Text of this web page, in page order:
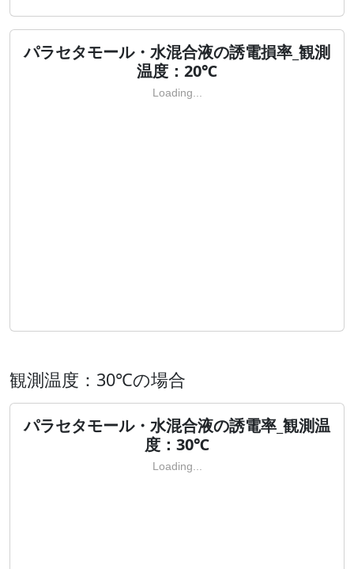
パラセタモール・水混合液の誘電損率_観測
温度：20℃
Loading...
観測温度：30℃の場合
パラセタモール・水混合液の誘電率_観測温
度：30℃
Loading...